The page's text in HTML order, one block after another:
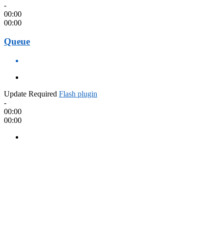
-
00:00
00:00
Queue
Update Required Flash plugin
-
00:00
00:00